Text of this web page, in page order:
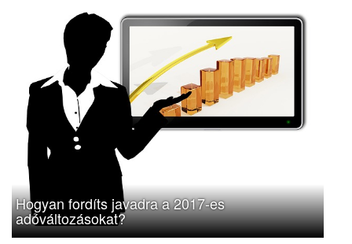
Hogyan fordíts javadra a 2017-es
adóváltozásokat?